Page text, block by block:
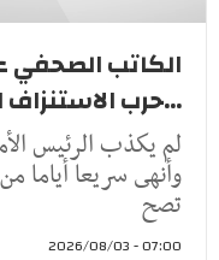
الكاتب الصحفي
...حرب
لم يكذب الرئيس
وأنهى سريعا أياما
تصح
07:00 - 2026/08/03